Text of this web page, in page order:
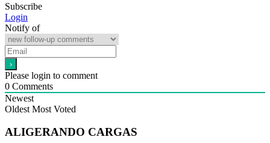
Subscribe
Login
Notify of
Please login to comment
0 Comments
Newest
Oldest Most Voted
ALIGERANDO CARGAS